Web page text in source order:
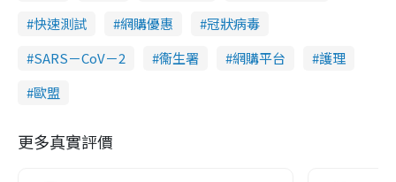
快速測試
網購優惠
冠狀病毒
SARS－CoV－2
衞生署 網購平台
護理
歐盟
更多真實評價